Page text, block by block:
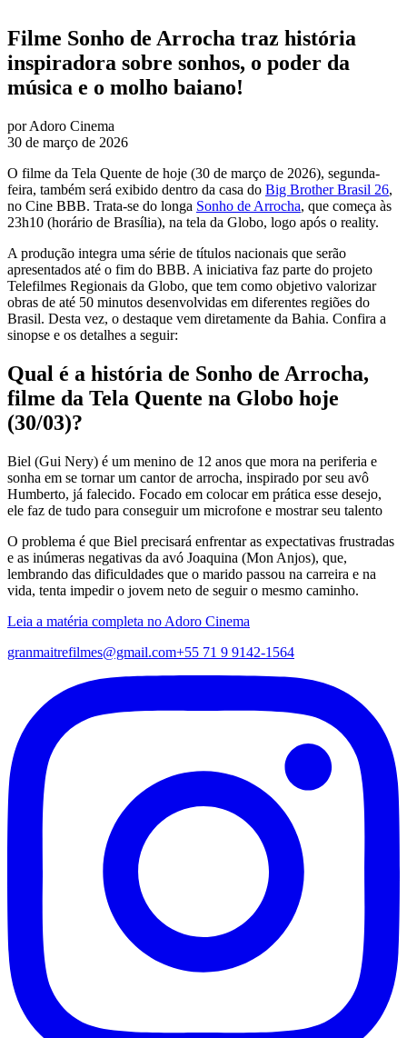
Filme Sonho de Arrocha traz história
inspiradora sobre sonhos, o poder da
música e o molho baiano!
por Adoro Cinema
30 de março de 2026
O filme da Tela Quente de hoje (30 de março de 2026), segunda-
feira, também será exibido dentro da casa do Big Brother Brasil 26,
no Cine BBB. Trata-se do longa Sonho de Arrocha, que começa às
23h10 (horário de Brasília), na tela da Globo, logo após o reality.
A produção integra uma série de títulos nacionais que serão
apresentados até o fim do BBB. A iniciativa faz parte do projeto
Telefilmes Regionais da Globo, que tem como objetivo valorizar
obras de até 50 minutos desenvolvidas em diferentes regiões do
Brasil. Desta vez, o destaque vem diretamente da Bahia. Confira a
sinopse e os detalhes a seguir:
Qual é a história de Sonho de Arrocha,
filme da Tela Quente na Globo hoje
(30/03)?
Biel (Gui Nery) é um menino de 12 anos que mora na periferia e
sonha em se tornar um cantor de arrocha, inspirado por seu avô
Humberto, já falecido. Focado em colocar em prática esse desejo,
ele faz de tudo para conseguir um microfone e mostrar seu talento
O problema é que Biel precisará enfrentar as expectativas frustradas
e as inúmeras negativas da avó Joaquina (Mon Anjos), que,
lembrando das dificuldades que o marido passou na carreira e na
vida, tenta impedir o jovem neto de seguir o mesmo caminho.
Leia a matéria completa no Adoro Cinema
granmaitrefilmes@gmail.com+55 71 9 9142-1564